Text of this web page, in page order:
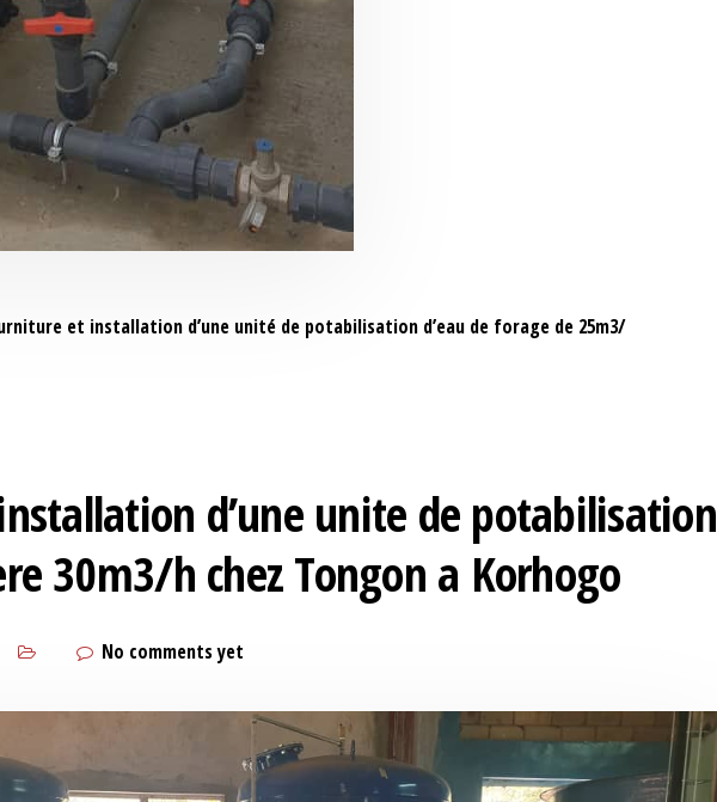
et installation d’une unité de potabilisation d’eau de forage de 25m3/
d’une unite de potabilisation
30m3/h chez Tongon a Korhogo
No comments yet